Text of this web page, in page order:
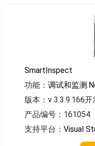
SmartInspect
功能： 调试和监测
版本：v 3.3.9.166开
产品编号：161054
支持平台： Visual